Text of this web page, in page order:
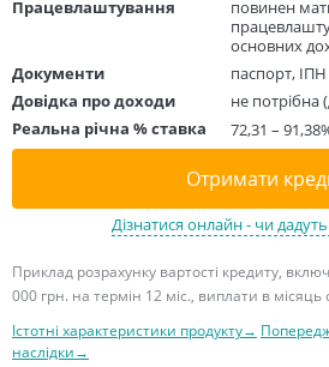
Працевлаштування
повинен
основних
Документи
паспорт, ІПН
Довідка про доходи
не потрібна
Реальна річна % ставка
72,31 –
Отримати
Дізнатися онлайн - чи
Приклад розрахунку вартості кредиту,
000 грн. на термін 12 міс., виплати в місяць
Істотні характеристики продукту→
наслідки→